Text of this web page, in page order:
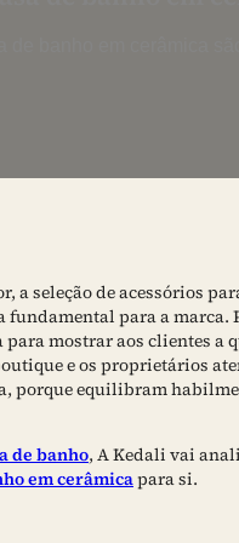
a seleção de acessórios
para a marca.
mostrar aos clientes a
e os proprietários
porque equilibram
de banho, A Kedali vai
em cerâmicapara si.